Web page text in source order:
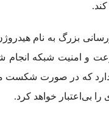
و امنیت شبکه